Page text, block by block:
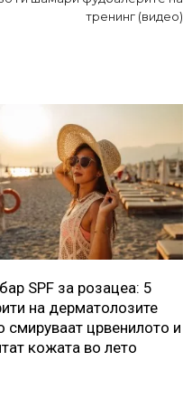
тренинг (видео)
SPF за розацеа: 5
на дерматолозите
смируваат црвенилото и
кожата во лето